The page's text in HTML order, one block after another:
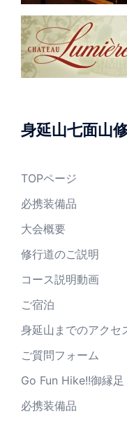
身延山七面山
TOPページ
必携装備品
大会概要
修行道のご説明
コース説明動画
ご宿泊
身延山までのアクセ
ご質問フォーム
Go Fun Hike!!御縁足
必携装備品